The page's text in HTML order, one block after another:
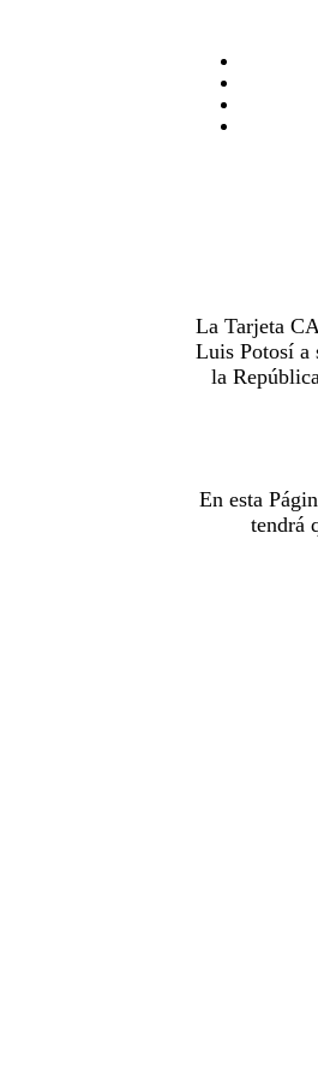
La Tarjeta
Luis Potosí a
la
En esta
tendrá